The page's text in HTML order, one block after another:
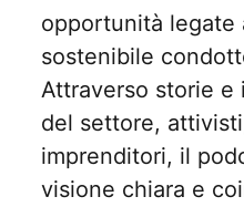
opportunità legate
sostenibile
Attraverso storie
del settore,
imprenditori, il
visione chiara e